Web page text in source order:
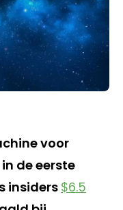
voor
de eerste
insiders $6.5